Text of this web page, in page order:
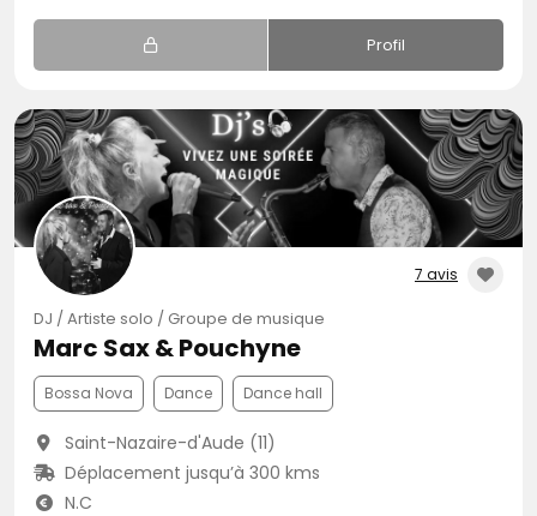
Profil
7 avis
DJ / Artiste solo / Groupe de musique
Marc Sax & Pouchyne
Bossa Nova Dance Dance hall
Saint-Nazaire-d'Aude (11)
Déplacement jusqu’à 300 kms
N.C